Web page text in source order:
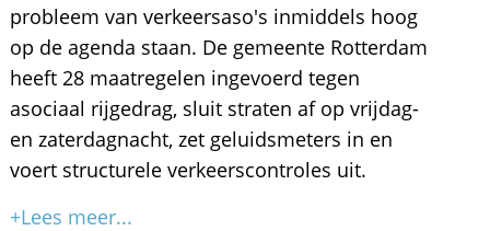
probleem van verkeersaso's inmiddels hoog
op de agenda staan. De gemeente Rotterdam
heeft 28 maatregelen ingevoerd tegen
asociaal rijgedrag, sluit straten af op vrijdag-
en zaterdagnacht, zet geluidsmeters in en
voert structurele verkeerscontroles uit.
+Lees meer...